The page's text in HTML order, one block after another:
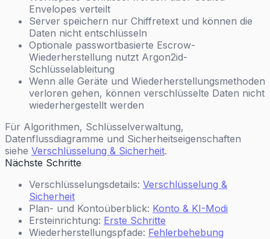
Envelopes verteilt
Server speichern nur Chiffretext und können die
Daten nicht entschlüsseln
Optionale passwortbasierte Escrow-
Wiederherstellung nutzt Argon2id-
Schlüsselableitung
Wenn alle Geräte und Wiederherstellungsmethoden
verloren gehen, können verschlüsselte Daten nicht
wiederhergestellt werden
Für Algorithmen, Schlüsselverwaltung,
Datenflussdiagramme und Sicherheitseigenschaften
siehe Verschlüsselung & Sicherheit.
Nächste Schritte
Verschlüsselungsdetails: Verschlüsselung &
Sicherheit
Plan- und Kontoüberblick: Konto & KI-Modi
Ersteinrichtung: Erste Schritte
Wiederherstellungspfade: Fehlerbehebung